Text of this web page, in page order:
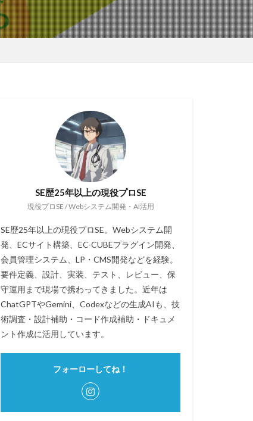
SE歴25年以上の現役プロSE
現役プロSE / Webシステム開発・AI活用
SE歴25年以上の現役プロSE。Webシステム開
発、ECサイト構築、EC-CUBEプラグイン開発、
会員管理システム、LP・CMS開発などを経験。
要件定義、設計、実装、テスト、レビュー、保
守運用まで現場で携わってきました。近年は
ChatGPTやGemini、Codexなどの生成AIも、技
術調査・設計補助・コード作成補助・ドキュメ
ント作成に活用しています。
フォーローしてね！